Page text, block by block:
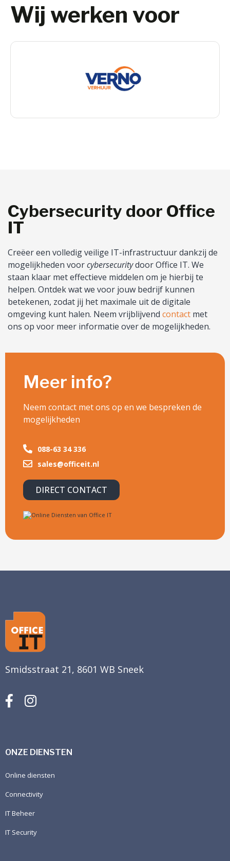
Wij werken voor
Cybersecurity door Office
IT
Creëer een volledig veilige IT-infrastructuur dankzij de
mogelijkheden voorcybersecuritydoor Office IT. We
staan klaar met effectieve middelen om je hierbij te
helpen. Ontdek wat we voor jouw bedrijf kunnen
betekenen, zodat jij het maximale uit de digitale
omgeving kunt halen. Neem vrijblijvend contact met
ons op voor meer informatie over de mogelijkheden.
Meer info?
Neem contact met ons op en we bespreken de
mogelijkheden
088-63 34 336
sales@officeit.nl
DIRECT CONTACT
Smidsstraat 21, 8601 WB Sneek
ONZE DIENSTEN
Online diensten
Connectivity
IT Beheer
IT Security